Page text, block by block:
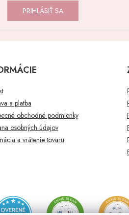
PRIHLÁSIŤ SA
a platba
obchodné podmienky
osobných údajov
a vrátenie tovaru